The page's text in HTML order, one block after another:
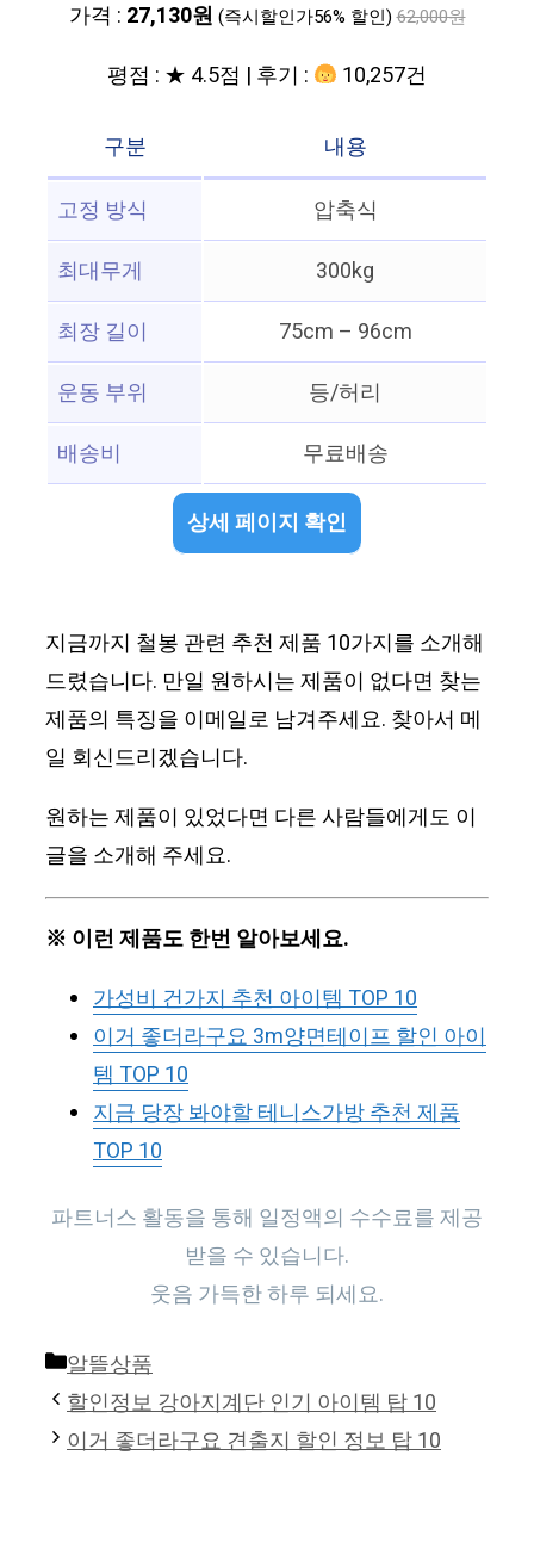
가격 : 27,130원 (즉시할인가56% 할인) 62,000원
평점 : ★ 4.5점 | 후기 : 10,257건
구분
내용
고정 방식
압축식
최대무게
300kg
최장 길이
75cm – 96cm
운동 부위
등/허리
배송비
무료배송
상세 페이지 확인
지금까지 철봉 관련 추천 제품 10가지를 소개해
드렸습니다. 만일 원하시는 제품이 없다면 찾는
제품의 특징을 이메일로 남겨주세요. 찾아서 메
일 회신드리겠습니다.
원하는 제품이 있었다면 다른 사람들에게도 이
글을 소개해 주세요.
※ 이런 제품도 한번 알아보세요.
가성비 건가지 추천 아이템 TOP 10
이거 좋더라구요 3m양면테이프 할인 아이
템 TOP 10
지금 당장 봐야할 테니스가방 추천 제품
TOP 10
파트너스 활동을 통해 일정액의 수수료를 제공
받을 수 있습니다.
웃음 가득한 하루 되세요.
Categories
알뜰상품
할인정보 강아지계단 인기 아이템 탑 10
이거 좋더라구요 견출지 할인 정보 탑 10